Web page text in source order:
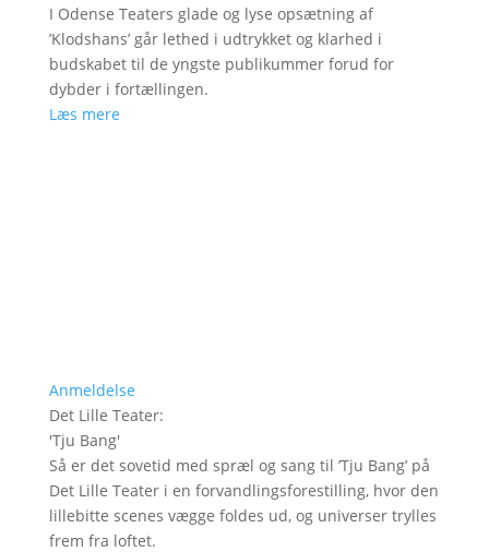
I Odense Teaters glade og lyse opsætning af
’Klodshans’ går lethed i udtrykket og klarhed i
budskabet til de yngste publikummer forud for
dybder i fortællingen.
Læs mere
Anmeldelse
Det Lille Teater:
'Tju Bang'
Så er det sovetid med spræl og sang til ’Tju Bang’ på
Det Lille Teater i en forvandlingsforestilling, hvor den
lillebitte scenes vægge foldes ud, og universer trylles
frem fra loftet.